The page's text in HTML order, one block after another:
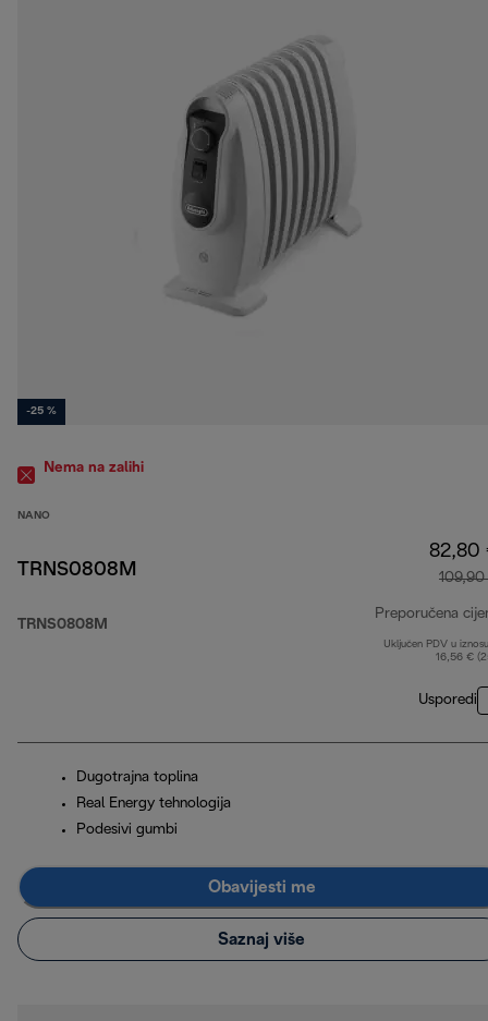
-25 %
Nema na zalihi
NANO
TRNS0808M
TRNS0808M
82,80
Preporučena
Uključen PDV u
16,56 €
Usporedi
Dugotrajna toplina
Real Energy tehnologija
Podesivi gumbi
Obavijesti me
Saznaj više